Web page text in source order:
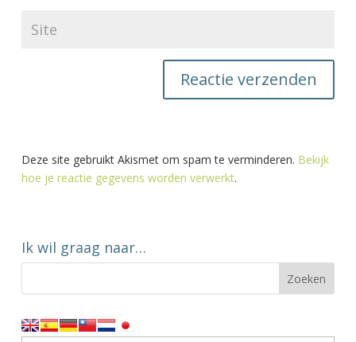
Deze site gebruikt Akismet om spam te verminderen. Bekijk
hoe je reactie gegevens worden verwerkt.
Ik wil graag naar…